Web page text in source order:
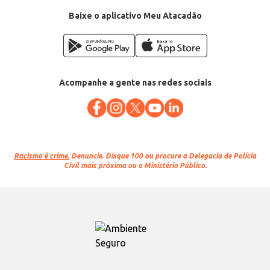
Baixe o aplicativo Meu Atacadão
Acompanhe a gente nas redes sociais
Racismo é crime. Denuncie. Disque 100 ou procure a Delegacia de Polícia
Civil mais próxima ou o Ministério Público.